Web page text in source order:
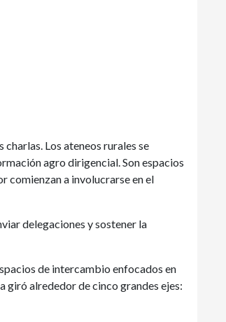
Los ateneos rurales se
agro dirigencial. Son espacios
comienzan a involucrarse en el
delegaciones y sostener la
de intercambio enfocados en
giró alrededor de cinco grandes ejes: